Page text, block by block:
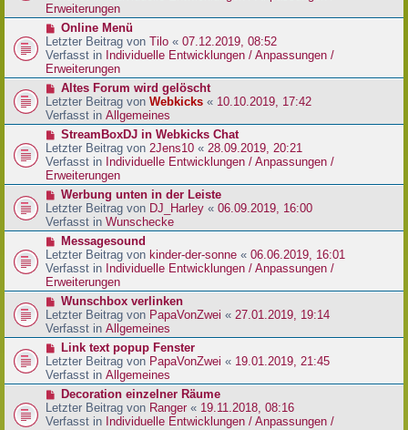
a
g
i
r
a
g
e
r
B
e
i
t
a
g
Erweiterungen
N
e
u
e
r
B
e
i
r
a
g
Online Menü
Letzter Beitrag von Tilo « 07.12.2019, 08:52
Verfasst in Individuelle Entwicklungen / Anpassungen /
Erweiterungen
N
e
u
e
r
B
e
i
r
a
g
Altes Forum wird gelöscht
Letzter Beitrag von Webkicks « 10.10.2019, 17:42
Verfasst in Allgemeines
N
e
u
e
r
B
e
i
r
a
g
StreamBoxDJ in Webkicks Chat
Letzter Beitrag von 2Jens10 « 28.09.2019, 20:21
Verfasst in Individuelle Entwicklungen / Anpassungen /
Erweiterungen
N
e
u
e
r
B
e
i
r
a
g
Werbung unten in der Leiste
Letzter Beitrag von DJ_Harley « 06.09.2019, 16:00
Verfasst in Wunschecke
N
e
u
e
r
B
e
i
r
a
g
Messagesound
Letzter Beitrag von kinder-der-sonne « 06.06.2019, 16:01
Verfasst in Individuelle Entwicklungen / Anpassungen /
Erweiterungen
N
e
u
e
r
B
e
t
r
Wunschbox verlinken
Letzter Beitrag von PapaVonZwei « 27.01.2019, 19:14
Verfasst in Allgemeines
N
e
u
e
r
B
Link text popup Fenster
Letzter Beitrag von PapaVonZwei « 19.01.2019, 21:45
Verfasst in Allgemeines
N
e
u
Decoration einzelner Räume
Letzter Beitrag von Ranger « 19.11.2018, 08:16
Verfasst in Individuelle Entwicklungen / Anpassungen /